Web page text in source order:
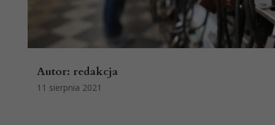
Autor: redakcja
11 sierpnia 2021